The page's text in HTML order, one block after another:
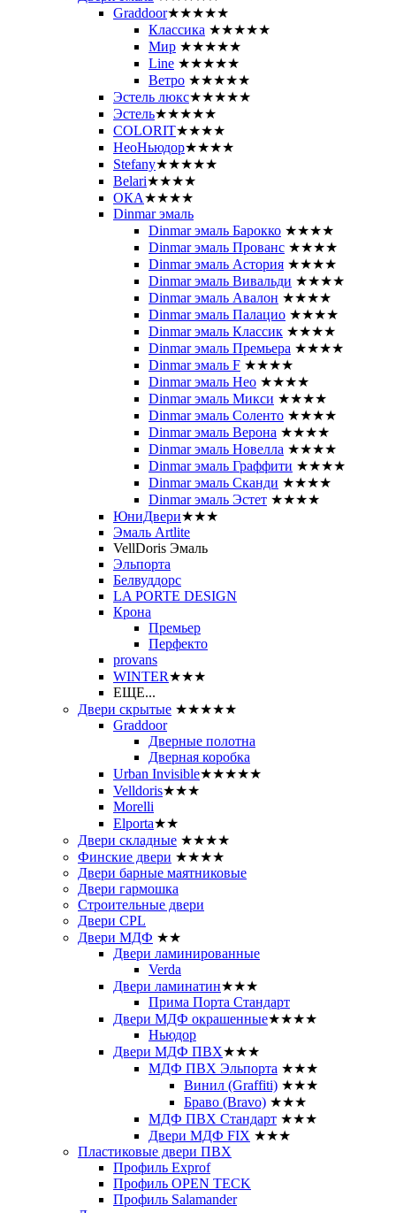
Graddoor★★★★★
Классика ★★★★★
Мир ★★★★★
Line ★★★★★
Ветро ★★★★★
Эстель люкс★★★★★
Эстель★★★★★
COLORIT★★★★
НеоНьюдор★★★★
Stefany★★★★★
Belari★★★★
ОКА★★★★
Dinmar эмаль
Dinmar эмаль Барокко ★★★★
Dinmar эмаль Прованс ★★★★
Dinmar эмаль Астория ★★★★
Dinmar эмаль Вивальди ★★★★
Dinmar эмаль Авалон ★★★★
Dinmar эмаль Палацио ★★★★
Dinmar эмаль Классик ★★★★
Dinmar эмаль Премьера ★★★★
Dinmar эмаль F ★★★★
Dinmar эмаль Нео ★★★★
Dinmar эмаль Микси ★★★★
Dinmar эмаль Соленто ★★★★
Dinmar эмаль Верона ★★★★
Dinmar эмаль Новелла ★★★★
Dinmar эмаль Граффити ★★★★
Dinmar эмаль Сканди ★★★★
Dinmar эмаль Эстет ★★★★
ЮниДвери★★★
Эмаль Artlite
VellDoris Эмаль
Эльпорта
Белвуддорс
LA PORTE DESIGN
Крона
Премьер
Перфекто
provans
WINTER★★★
ЕЩЕ...
Двери скрытые ★★★★★
Graddoor
Дверные полотна
Дверная коробка
Urban Invisible★★★★★
Velldoris★★★
Morelli
Elporta★★
Двери складные ★★★★
Финские двери ★★★★
Двери барные маятниковые
Двери гармошка
Строительные двери
Двери CРL
Двери МДФ ★★
Двери ламинированные
Verda
Двери ламинатин★★★
Прима Порта Стандарт
Двери МДФ окрашенные★★★★
Ньюдор
Двери МДФ ПВХ★★★
МДФ ПВХ Эльпорта ★★★
Винил (Graffiti) ★★★
Браво (Bravo) ★★★
МДФ ПВХ Стандарт ★★★
Двери МДФ FIX ★★★
Пластиковые двери ПВХ
Профиль Exprof
Профиль OPEN TECK
Профиль Salamander